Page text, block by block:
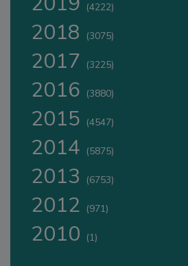
(4222)
2018 (3075)
2017 (3225)
2016 (3880)
2015 (4547)
2014 (5875)
2013 (6753)
2012 (971)
2010 (1)